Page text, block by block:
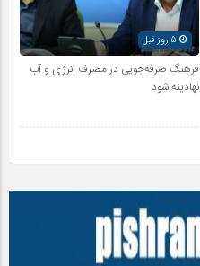
فرهنگ صرفه‌جویی در مصرف انرژی و آب
نهادینه شود